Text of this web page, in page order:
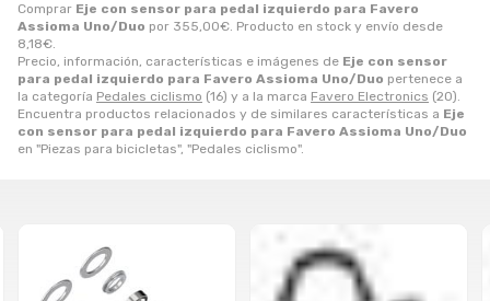
Comprar Eje con sensor para pedal izquierdo para Favero
Assioma Uno/Duo por 355,00€. Producto en stock y envío desde
8,18€.
Precio, información, características e imágenes de Eje con sensor
para pedal izquierdo para Favero Assioma Uno/Duo pertenece a
la categoría Pedales ciclismo (16) y a la marca Favero Electronics (20).
Encuentra productos relacionados y de similares características a Eje
con sensor para pedal izquierdo para Favero Assioma Uno/Duo
en "Piezas para bicicletas", "Pedales ciclismo".